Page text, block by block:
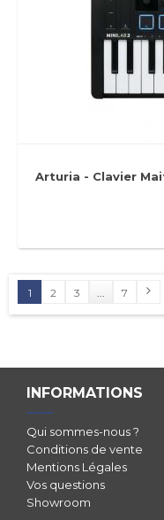
Arturia - Clavier
1 2 3 7
INFORMATIONS
Qui sommes-nous ?
Conditions de vente
Mentions Légales
Vos questions
Showroom